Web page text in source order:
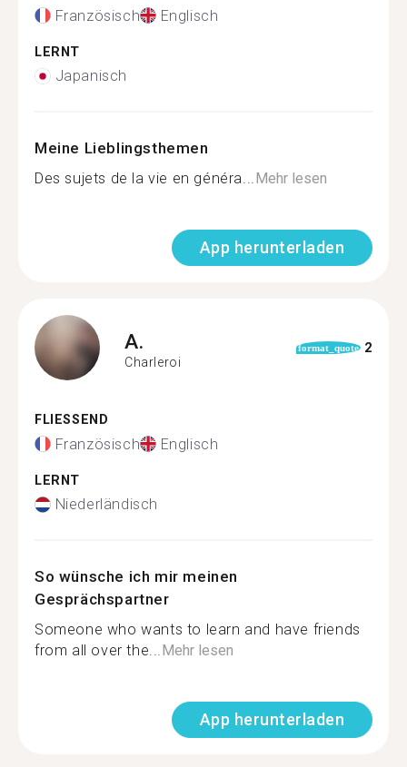
Französisch Englisch
LERNT
Japanisch
Meine Lieblingsthemen
Des sujets de la vie en généra...Mehr lesen
App herunterladen
A.
Charleroi
format_quote 2
FLIESSEND
Französisch Englisch
LERNT
Niederländisch
So wünsche ich mir meinen
Gesprächspartner
Someone who wants to learn and have friends
from all over the...Mehr lesen
App herunterladen